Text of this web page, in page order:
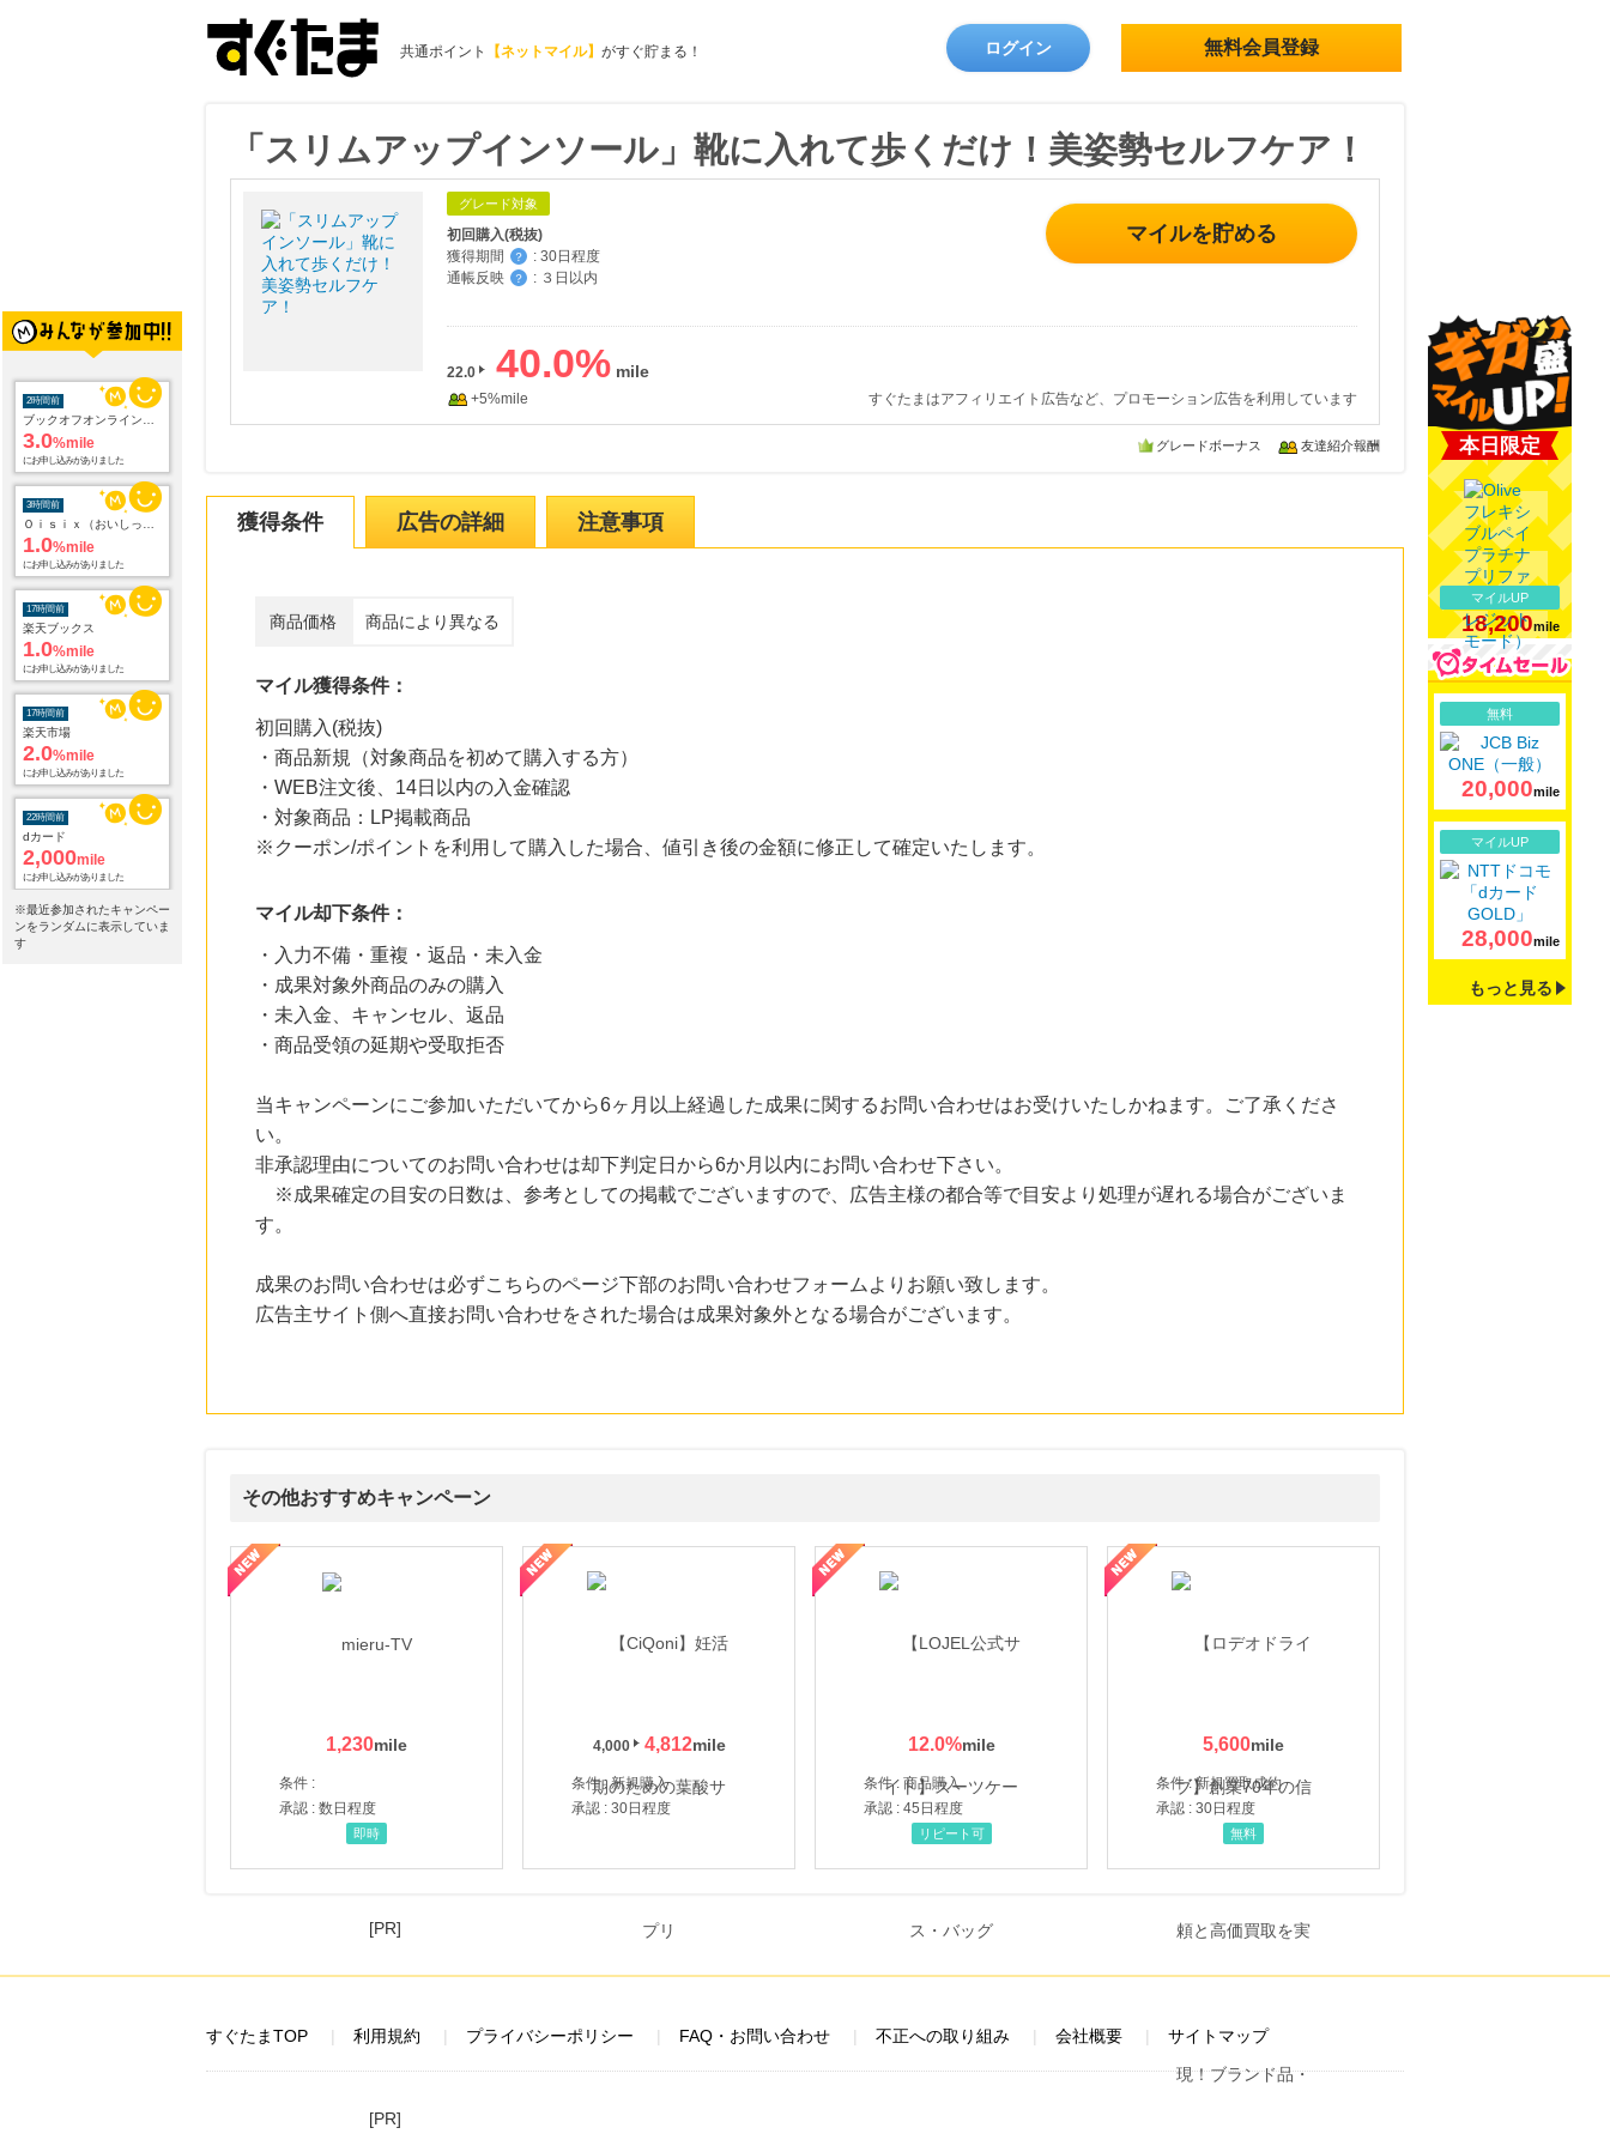
共通ポイント 【ネットマイル】 がすぐ貯まる！ ログイン 無料会員登録
2時間前
3.0%mile
にお申し込みがありました
3時間前
1.0%mile
にお申し込みがありました
17時間前
楽天ブックス
1.0%mile
にお申し込みがありました
17時間前
楽天市場
2.0%mile
にお申し込みがありました
22時間前
dカード
2,000mile
にお申し込みがありました
23時間前
じゃらんnet
※最近参加されたキャンペー
ンをランダムに表示していま
す
「スリムアップインソール」靴に入れて歩くだけ！美姿勢セルフケア！
グレード対象
初回購入(税抜)
獲得期間
？ : 30日程度
通帳反映
？ : ３日以内
マイルを貯める
22.0 40.0%
+5%mile すぐたまはアフィリエイト広告など、プロモーション広告を利用しています
グレードボーナス 友達紹介報酬
獲得条件 広告の詳細 注意事項
商品価格 商品により異なる
マイル獲得条件：
初回購入(税抜)
・商品新規（対象商品を初めて購入する方）
・WEB注文後、14日以内の入金確認
・対象商品：LP掲載商品
※クーポン/ポイントを利用して購入した場合、値引き後の金額に修正して確定いたします。
マイル却下条件：
・入力不備・重複・返品・未入金
・成果対象外商品のみの購入
・未入金、キャンセル、返品
・商品受領の延期や受取拒否
当キャンペーンにご参加いただいてから6ヶ月以上経過した成果に関するお問い合わせはお受けいたしかねます。ご了承くださ
い。
非承認理由についてのお問い合わせは却下判定日から6か月以内にお問い合わせ下さい。
※成果確定の目安の日数は、参考としての掲載でございますので、広告主様の都合等で目安より処理が遅れる場合がございま
す。
成果のお問い合わせは必ずこちらのページ下部のお問い合わせフォームよりお願い致します。
広告主サイト側へ直接お問い合わせをされた場合は成果対象外となる場合がございます。
その他おすすめキャンペーン
1,230
条件 :
承認 : 数日程度
即時
4,000 4,812
条件 : 新規購入
承認 : 30日程度
12.0%
条件 : 商品購入
承認 : 45日程度
【LOJEL公式サイト】スーツケース・バッグ
リピート可
5,600
条件 : 新規買取成約
承認 : 30日程度
【ロデオドライブ】創業70年の信頼と高価買取を実現！ブランド品・貴金属の無料査定
無料
本日限定
マイルUP
18,200mile
無料
20,000mile
マイルUP
28,000mile
もっと見る
[PR]
すぐたまTOP 利用規約 プライバシーポリシー FAQ・お問い合わせ 不正への取り組み 会社概要 サイトマップ
[PR]